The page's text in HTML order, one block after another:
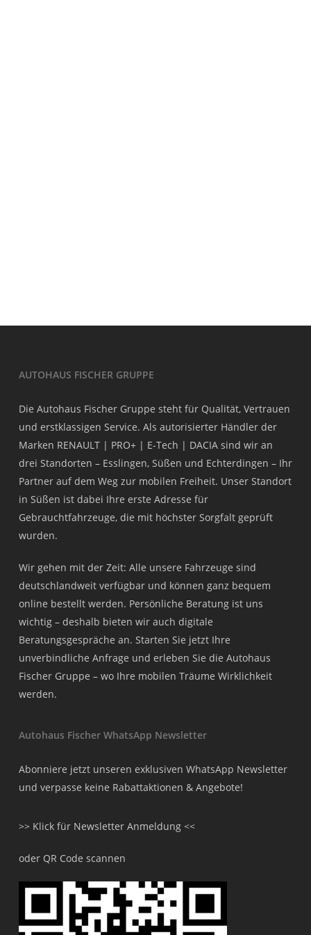
AUTOHAUS FISCHER GRUPPE
Die Autohaus Fischer Gruppe steht für Qualität, Vertrauen
und erstklassigen Service. Als autorisierter Händler der
Marken RENAULT | PRO+ | E-Tech | DACIA sind wir an
drei Standorten – Esslingen, Süßen und Echterdingen – Ihr
Partner auf dem Weg zur mobilen Freiheit. Unser Standort
in Süßen ist dabei Ihre erste Adresse für
Gebrauchtfahrzeuge, die mit höchster Sorgfalt geprüft
wurden.
Wir gehen mit der Zeit: Alle unsere Fahrzeuge sind
deutschlandweit verfügbar und können ganz bequem
online bestellt werden. Persönliche Beratung ist uns
wichtig – deshalb bieten wir auch digitale
Beratungsgespräche an. Starten Sie jetzt Ihre
unverbindliche Anfrage und erleben Sie die Autohaus
Fischer Gruppe – wo Ihre mobilen Träume Wirklichkeit
werden.
Autohaus Fischer WhatsApp Newsletter
Abonniere jetzt unseren exklusiven WhatsApp Newsletter
und verpasse keine Rabattaktionen & Angebote!
>> Klick für Newsletter Anmeldung <<
oder QR Code scannen